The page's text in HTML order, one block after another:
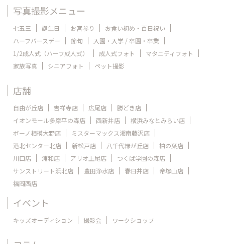
写真撮影メニュー
七五三 誕生日 お宮参り
お食い初め・百日祝い
ハーフバースデー
節句
入園・入学 / 卒園・卒業
1/2成人式（ハーフ成人式）
成人式フォト
マタニティフォト
家族写真
シニアフォト ペット撮影
店舗
自由が丘店 吉祥寺店 広尾店
勝どき店
イオンモール多摩平の森店
西新井店
横浜みなとみらい店
ボーノ相模大野店
ミスターマックス湘南藤沢店
港北センター北店
新松戸店 八千代緑が丘店
柏の葉店
川口店
浦和店 アリオ上尾店
つくば学園の森店
サンストリート浜北店
豊田浄水店 春日井店
帝塚山店
福岡西店
イベント
キッズオーディション 撮影会 ワークショップ